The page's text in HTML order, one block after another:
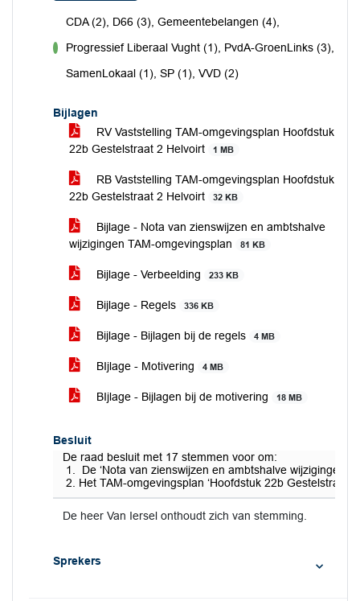
CDA (2), D66 (3), Gemeentebelangen (4),
Progressief Liberaal Vught (1), PvdA-GroenLinks (3),
SamenLokaal (1), SP (1), VVD (2)
Bijlagen
RV Vaststelling TAM-omgevingsplan Hoofdstuk
22b Gestelstraat 2 Helvoirt
1 MB
RB Vaststelling TAM-omgevingsplan Hoofdstuk
22b Gestelstraat 2 Helvoirt
32 KB
Bijlage - Nota van zienswijzen en ambtshalve
wijzigingen TAM-omgevingsplan
81 KB
Bijlage - Verbeelding 233 KB
Bijlage - Regels 336 KB
Bijlage - Bijlagen bij de regels 4 MB
BIjlage - Motivering 4 MB
BIjlage - Bijlagen bij de motivering 18 MB
Besluit
De raad besluit met 17 stemmen voor om:
De ‘Nota van zienswijzen en ambtshalve wijzigingen
Het TAM-omgevingsplan ‘Hoofdstuk 22b Gestelstraat
De heer Van Iersel onthoudt zich van stemming.
Sprekers